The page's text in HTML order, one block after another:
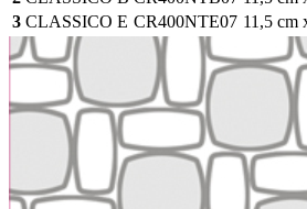
3 CLASSICO E CR400NTE07 11,5 cm